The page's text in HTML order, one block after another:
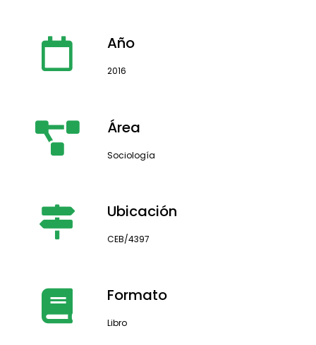
Año
2016
Área
Sociología
Ubicación
CEB/4397
Formato
Libro